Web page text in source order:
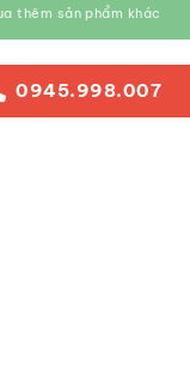
thêm sản phẩm khác
0945.998.007